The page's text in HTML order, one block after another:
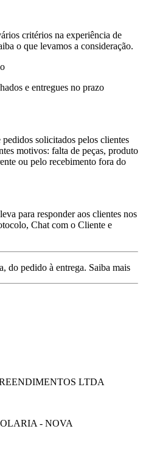
critérios na experiência de
o que levamos a consideração.
e entregues no prazo
solicitados pelos clientes
motivos: falta de peças, produto
ou pelo recebimento fora do
para responder aos clientes nos
Chat com o Cliente e
do pedido à entrega. Saiba mais
LTDA
OLARIA - NOVA